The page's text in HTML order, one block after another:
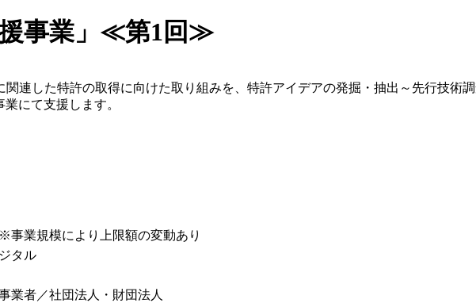
援事業」≪第1回≫
連した特許の取得に向けた取り組みを、特許アイデアの発掘・抽出～先行技術
にて支援します。
事業規模により上限額の変動あり
タル
業者／社団法人・財団法人